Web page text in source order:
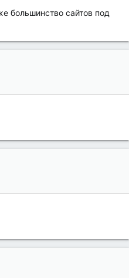
большинство сайтов под